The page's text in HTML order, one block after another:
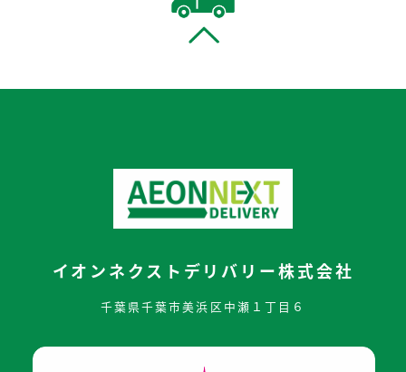
イオンネクストデリバリー株式会社
千葉県千葉市美浜区中瀬１丁目６